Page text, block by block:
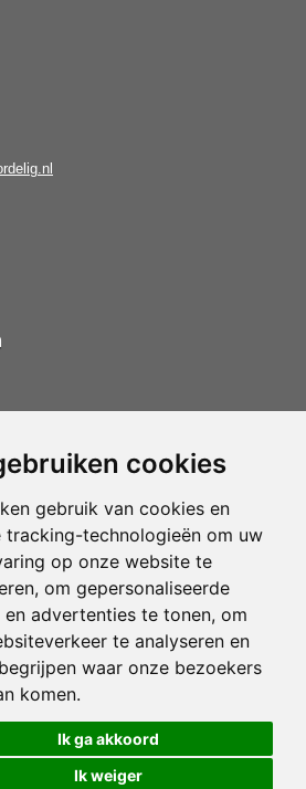
cookies
gebruik van cookies en
tracking-technologieën om uw
op onze website te
om gepersonaliseerde
en advertenties te tonen, om
te analyseren en
waar onze bezoekers
komen.
Ik ga akkoord
Ik weiger
Update cookies voorkeuren
dat u dealgemene voorwaarden van CBW
erkende woonwinkels accepteert.
Vloerenvoordelig.nl is een onderdeel van